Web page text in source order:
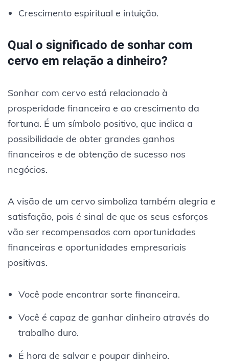
Crescimento espiritual e intuição.
Qual o significado de sonhar com
cervo em relação a dinheiro?
Sonhar com cervo está relacionado à
prosperidade financeira e ao crescimento da
fortuna. É um símbolo positivo, que indica a
possibilidade de obter grandes ganhos
financeiros e de obtenção de sucesso nos
negócios.
A visão de um cervo simboliza também alegria e
satisfação, pois é sinal de que os seus esforços
vão ser recompensados com oportunidades
financeiras e oportunidades empresariais
positivas.
Você pode encontrar sorte financeira.
Você é capaz de ganhar dinheiro através do
trabalho duro.
É hora de salvar e poupar dinheiro.